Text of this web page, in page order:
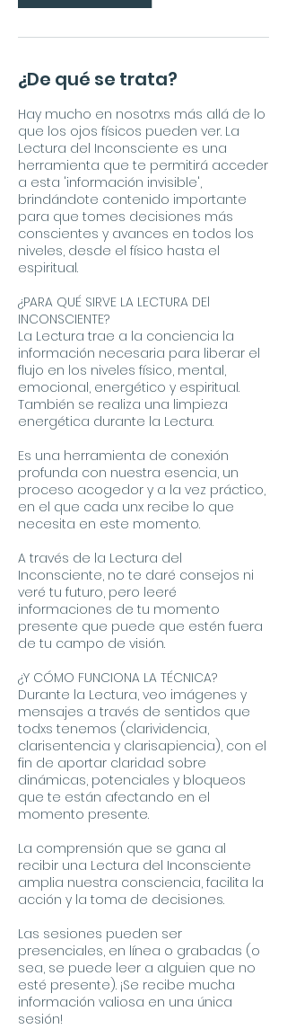
¿De qué se trata?
Hay mucho en nosotrxs más allá de lo
que los ojos físicos pueden ver. La
Lectura del Inconsciente es una
herramienta que te permitirá acceder
a esta 'información invisible',
brindándote contenido importante
para que tomes decisiones más
conscientes y avances en todos los
niveles, desde el físico hasta el
espiritual.
¿PARA QUÉ SIRVE LA LECTURA DEl
INCONSCIENTE?
La Lectura trae a la conciencia la
información necesaria para liberar el
flujo en los niveles físico, mental,
emocional, energético y espiritual.
También se realiza una limpieza
energética durante la Lectura.
Es una herramienta de conexión
profunda con nuestra esencia, un
proceso acogedor y a la vez práctico,
en el que cada unx recibe lo que
necesita en este momento.
A través de la Lectura del
Inconsciente, no te daré consejos ni
veré tu futuro, pero leeré
informaciones de tu momento
presente que puede que estén fuera
de tu campo de visión.
¿Y CÓMO FUNCIONA LA TÉCNICA?
Durante la Lectura, veo imágenes y
mensajes a través de sentidos que
todxs tenemos (clarividencia,
clarisentencia y clarisapiencia), con el
fin de aportar claridad sobre
dinámicas, potenciales y bloqueos
que te están afectando en el
momento presente.
La comprensión que se gana al
recibir una Lectura del Inconsciente
amplia nuestra consciencia, facilita la
acción y la toma de decisiones.
Las sesiones pueden ser
presenciales, en línea o grabadas (o
sea, se puede leer a alguien que no
esté presente). ¡Se recibe mucha
información valiosa en una única
sesión!